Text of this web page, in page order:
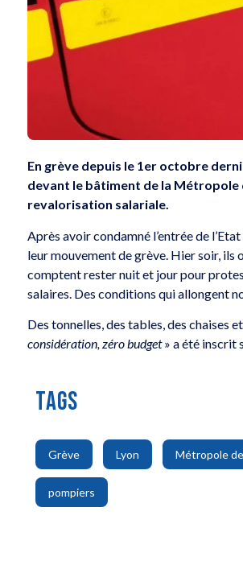
En grève depuis le 1er octobre
devant le bâtiment de la Métropole
revalorisation salariale.
Après avoir condamné l’entrée de
leur mouvement de grève. Hier soir,
comptent rester nuit et jour pour
salaires. Des conditions qui allongent
Des tonnelles, des tables, des chaises
considération, zéro budget» a été inscrit
TAGS
Grève
,
Lyon
,
Métropole
pompiers